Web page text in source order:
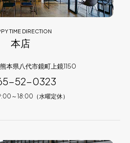
TIME DIRECTION
本店
本県八代市鏡町上鏡1150
52-0323
～18:00（水曜定休）